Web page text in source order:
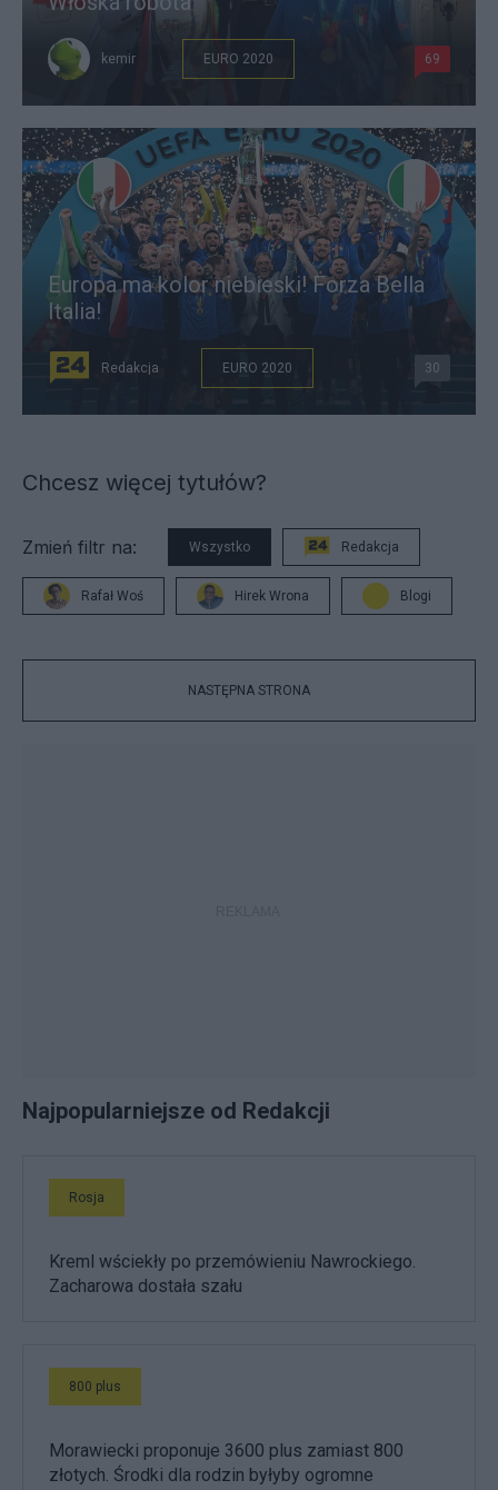
kemir EURO 2020 69
Europa ma kolor niebieski! Forza Bella
Italia!
Redakcja EURO 2020 30
Chcesz więcej tytułów?
Zmień filtr na: Wszystko Redakcja
Rafał Woś Hirek Wrona Blogi
NASTĘPNA STRONA
Najpopularniejsze od Redakcji
Rosja
Kreml wściekły po przemówieniu Nawrockiego.
Zacharowa dostała szału
800 plus
Morawiecki proponuje 3600 plus zamiast 800
złotych. Środki dla rodzin byłyby ogromne